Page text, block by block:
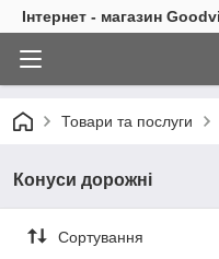
Інтернет - магазин
Товари та послуги
Конуси дорожні
Сортування